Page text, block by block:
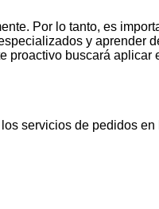
Por lo tanto, es
y aprender
proactivo buscará aplicar
servicios de pedidos